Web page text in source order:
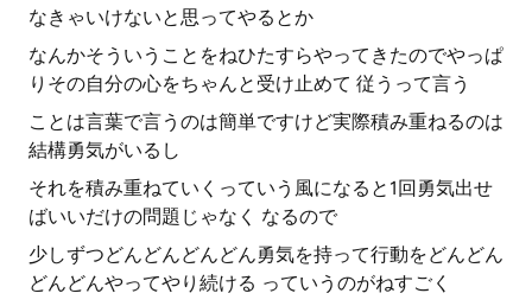
なきゃいけないと思ってやるとか
なんかそういうことをねひたすらやってきたのでやっぱ
りその自分の心をちゃんと受け止めて 従うって言う
ことは言葉で言うのは簡単ですけど実際積み重ねるのは
結構勇気がいるし
それを積み重ねていくっていう風になると1回勇気出せ
ばいいだけの問題じゃなく なるので
少しずつどんどんどんどん勇気を持って行動をどんどん
どんどんやってやり続ける っていうのがねすごく